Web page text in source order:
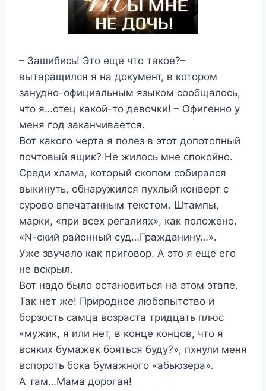
– Зашибись! Это еще что такое?–
вытаращился я на документ, в котором
занудно-официальным языком сообщалось,
что я…отец какой-то девочки! – Офигенно у
меня год заканчивается.
Вот какого черта я полез в этот допотопный
почтовый ящик? Не жилось мне спокойно.
Среди хлама, который скопом собирался
выкинуть, обнаружился пухлый конверт с
сурово впечатанным текстом. Штампы,
марки, «при всех регалиях», как положено.
«N-ский районный суд…Гражданину…».
Уже звучало как приговор. А это я еще его
не вскрыл.
Вот надо было остановиться на этом этапе.
Так нет же! Природное любопытство и
борзость самца возраста тридцать плюс
«мужик, я или нет, в конце концов, что я
всяких бумажек бояться буду?», пхнули меня
вспороть бока бумажного «абьюзера».
А там…Мама дорогая!